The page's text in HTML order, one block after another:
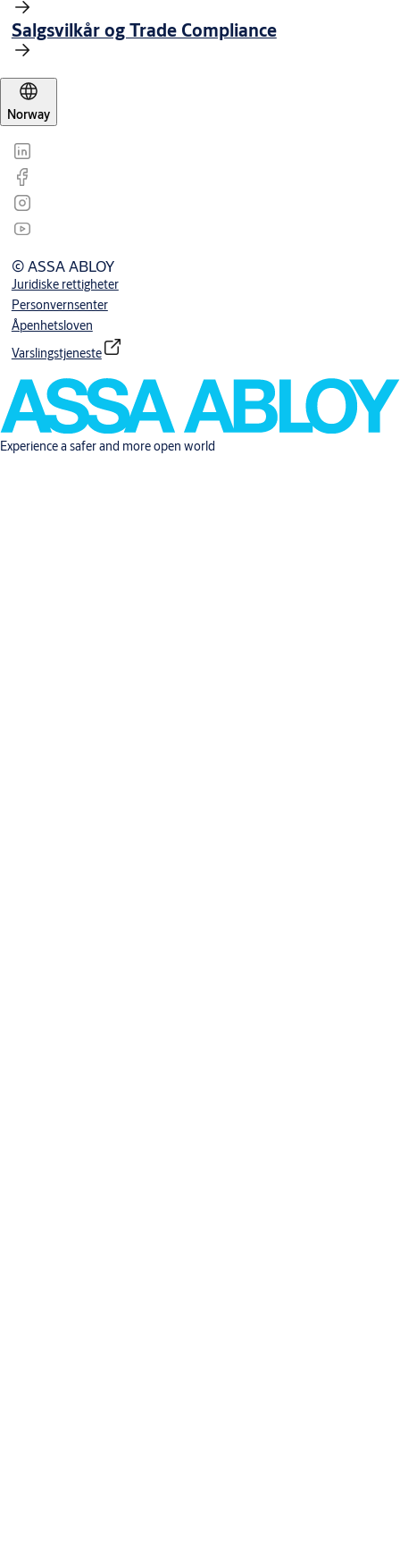
Salgsvilkår og Trade Compliance
Norway
© ASSA ABLOY
Juridiske rettigheter
Personvernsenter
Åpenhetsloven
Varslingstjeneste
Experience a safer and more open world